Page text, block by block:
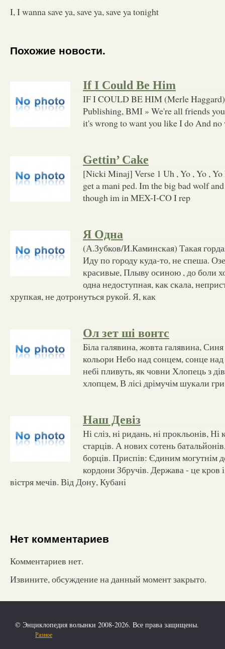
I, I wanna save ya, save ya, save ya tonight
Похожие новости.
If I Could Be Him
IF I COULD BE HIM (Merle
Publishing, BMI » We're all friends
it's wrong to want you like I do And no
Gettin’ Cake
[Nicki Minaj] Verse 1 Uh , Yo , Yo ,
get a mani ped. Im the big bad wolf
though im in MEX-I-CO I rep
Я Одна
(А.Зубков/И.Каминская) Такая
Иду по городу куда-то, не спеша.
красивые, Плыву осиною , до боли
одна недоступная, как скала,
хрупкая, не дотронуться рукой. Я, как
Ол зет ші вонтс
Біла галявина, жовта галявина,
кольори Небо над сонцем, сонце
небі пливуть, як човни Хлопець з
хлопцем, В лісі дрімучім шукали
Наш Девіз
Ні сліз, ні ридань, ні прокльонів, Ні
старців. А нових сотень
борців. Приспів: Єдиним могутнім
кордони Збручів. Держава - це кров
вістря мечів. Від Дону, Кубані
Нет комментариев
Комментариев нет.
Извините, обсуждение на данный момент закрыто.
© Энциклопедия волынки 2008-2026. Все права защищены.
Разное